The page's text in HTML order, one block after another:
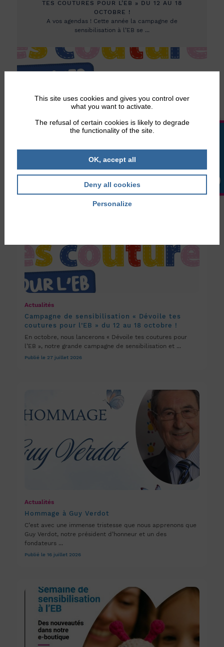
TES COUTURES POUR L’EB » DU 12 AU 18
OCTOBRE !
A vos agendas ! Cette année la campagne de
sensibilisation à l’EB se ...
Les derniers articles
Actualités
Campagne de sensibilisation « Dévoile tes
coutures pour l’EB » du 12 au 18 octobre !
En octobre, nous lancerons « Dévoile tes coutures pour
l’EB », notre grande campagne de sensibilisation et ...
Publié le 27 juillet 2026
Actualités
Hommage à Guy Verdot
C’est avec une immense tristesse que nous apprenons que
Guy Verdot, notre président d’honneur et un des
fondateurs ...
Publié le 16 juillet 2026
This site uses cookies and gives you control over
what you want to activate.
The refusal of certain cookies is likely to degrade
the functionality of the site.
OK, accept all
Deny all cookies
Personalize